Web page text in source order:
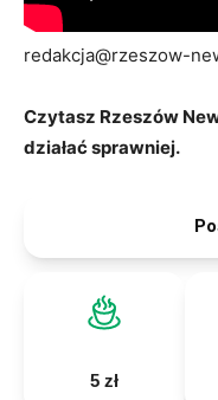
redakcja@rzeszow-
Czytasz Rzeszów
działać sprawniej.
5 zł